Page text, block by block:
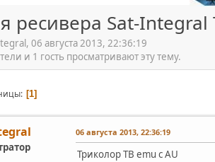
ресивера Sat-Integral
06 августа 2013, 22:36:19
и 1 гость просматривают эту тему.
1
06 августа 2013, 22:36:19
Триколор ТВ emu с AU